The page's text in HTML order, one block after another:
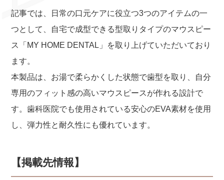
記事では、日常の口元ケアに役立つ3つのアイテムの一
つとして、自宅で成型できる型取りタイプのマウスピー
ス「MY HOME DENTAL」を取り上げていただいており
ます。
本製品は、お湯で柔らかくした状態で歯型を取り、自分
専用のフィット感の高いマウスピースが作れる設計で
す。歯科医院でも使用されている安心のEVA素材を使用
し、弾力性と耐久性にも優れています。
【掲載先情報】